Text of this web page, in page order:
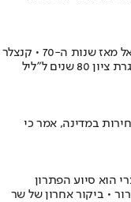
במדינה האירופית לא ביקר ראש ממשלה מישראל מאז שנות ה-70 • קנצלר
אוסטריה סבסטיאן קורץ יכריז על הביקור במסגרת ציון 80 שנים ל"ליל
במדינה, אמר כי
הוא סיוע הפתרון
• ביקור אחרון של שר